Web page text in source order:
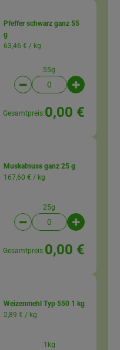
Pfeffer schwarz ganz 55
g
63,46 € / kg
55g
Artikelanzahl
Gesamtpreis:0,00 €
Muskatnuss ganz 25 g
167,60 € / kg
25g
Artikelanzahl
Gesamtpreis:0,00 €
Weizenmehl Typ 550 1 kg
2,89 € / kg
1kg